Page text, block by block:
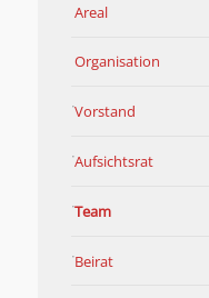
Areal
Organisation
Vorstand
Aufsichtsrat
Team
Beirat